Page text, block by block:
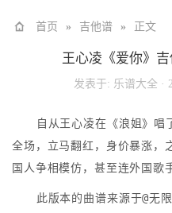
首页 » 吉他谱 » 正文
王心凌《爱你》
发表于: 乐谱大全·
自从王心凌在《浪姐》唱
全场，立马翻红，身价暴涨，
国人争相模仿，甚至连外国歌
此版本的曲谱来源于@无